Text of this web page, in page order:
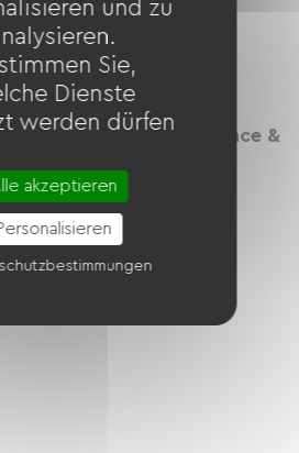
Allroad 250 – Polyvalence &
und zu
Sie,
Dienste
werden dürfen
akzeptieren